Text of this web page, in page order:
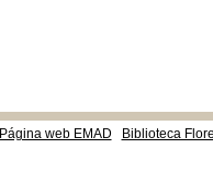
Página web EMAD Biblioteca